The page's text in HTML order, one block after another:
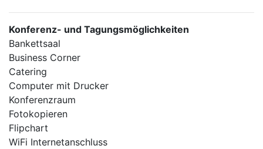
Konferenz- und Tagungsmöglichkeiten
Bankettsaal
Business Corner
Catering
Computer mit Drucker
Konferenzraum
Fotokopieren
Flipchart
WiFi Internetanschluss